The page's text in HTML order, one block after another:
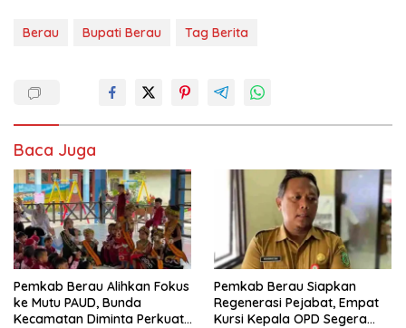
Berau Bupati Berau Tag Berita
Baca Juga
Pemkab Berau Alihkan Fokus
ke Mutu PAUD, Bunda
Kecamatan Diminta Perkuat
Pemkab Berau Siapkan
Regenerasi Pejabat, Empat
Kursi Kepala OPD Segera